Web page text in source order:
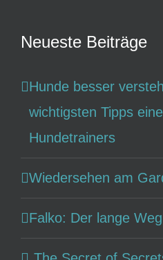
Neueste Beiträge
Hunde besser
wichtigsten Tipps
Hundetrainers
Wiedersehen am
Falko: Der lange